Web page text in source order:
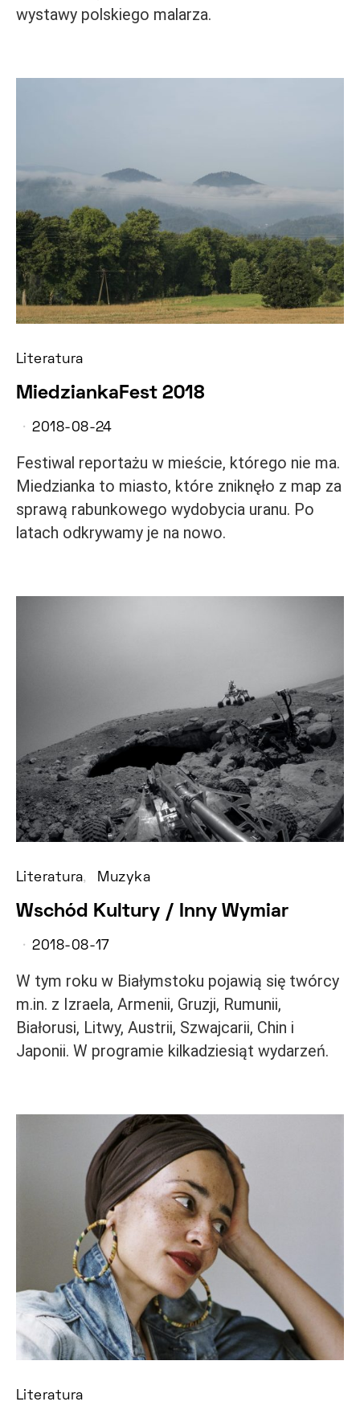
wystawy polskiego malarza.
Literatura
MiedziankaFest 2018
2018-08-24
Festiwal reportażu w mieście, którego nie ma.
Miedzianka to miasto, które zniknęło z map za
sprawą rabunkowego wydobycia uranu. Po
latach odkrywamy je na nowo.
Literatura Muzyka
Wschód Kultury / Inny Wymiar
2018-08-17
W tym roku w Białymstoku pojawią się twórcy
m.in. z Izraela, Armenii, Gruzji, Rumunii,
Białorusi, Litwy, Austrii, Szwajcarii, Chin i
Japonii. W programie kilkadziesiąt wydarzeń.
Literatura